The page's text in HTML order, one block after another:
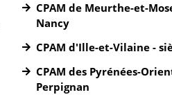
CPAM de Meurthe-et-
Nancy
CPAM d'Ille-et-Vilaine -
CPAM des Pyrénées-
Perpignan